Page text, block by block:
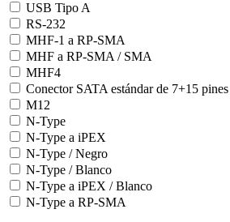
USB Tipo A
RS-232
MHF-1 a RP-SMA
MHF a RP-SMA / SMA
MHF4
Conector SATA estándar de 7+15 pines
M12
N-Type
N-Type a iPEX
N-Type / Negro
N-Type / Blanco
N-Type a iPEX / Blanco
N-Type a RP-SMA